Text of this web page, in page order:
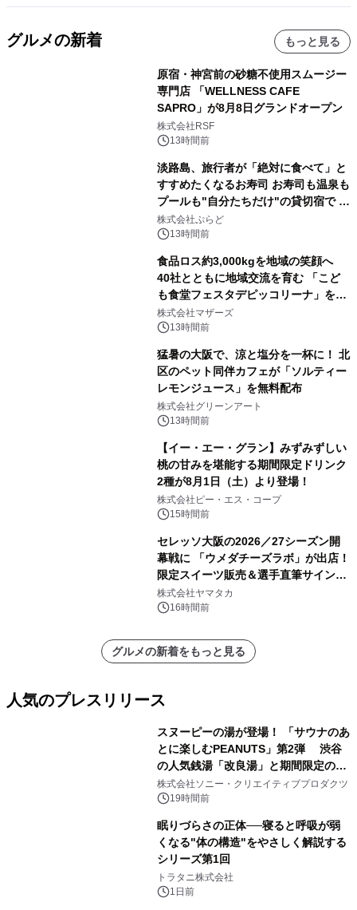
グルメの新着 もっと見る
原宿・神宮前の砂糖不使用スムージー
専門店 「WELLNESS CAFE
SAPRO」が8月8日グランドオープン
株式会社RSF
13時間前
淡路島、旅行者が「絶対に食べて」と
すすめたくなるお寿司 お寿司も温泉も
プールも"自分たちだけ"の貸切宿で 1
日1組限定「岩屋温泉 絵島別庭 海と
森」の握り寿司プラン
株式会社ぷらど
13時間前
食品ロス約3,000kgを地域の笑顔へ
40社とともに地域交流を育む 「こど
も食堂フェスタデピッコリーナ」を9
月5日(土)開催
株式会社マザーズ
13時間前
猛暑の大阪で、涼と塩分を一杯に！ 北
区のペット同伴カフェが「ソルティー
レモンジュース」を無料配布
株式会社グリーンアート
13時間前
【イー・エー・グラン】みずみずしい
桃の甘みを堪能する期間限定ドリンク
2種が8月1日（土）より登場！
株式会社ピー・エス・コープ
15時間前
セレッソ大阪の2026／27シーズン開
幕戦に 「ウメダチーズラボ」が出店！
限定スイーツ販売＆選手直筆サイング
ッズが当たる抽選会を 8月8日に開催
株式会社ヤマタカ
16時間前
グルメの新着をもっと見る
人気のプレスリリース
スヌーピーの湯が登場！ 「サウナのあ
とに楽しむPEANUTS」第2弾 渋谷
の人気銭湯「改良湯」と期間限定のコ
ラボレーション サウナイキタイコラ
ボグッズも発売決定！
株式会社ソニー・クリエイティブプロダクツ
19時間前
眠りづらさの正体──寝ると呼吸が弱
くなる"体の構造"をやさしく解説する
シリーズ第1回
トラタニ株式会社
1日前